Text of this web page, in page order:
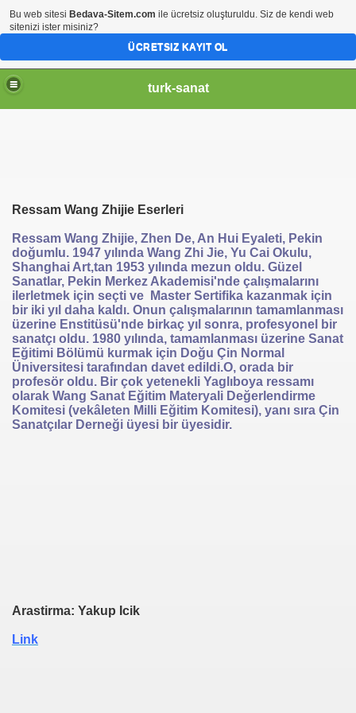
turk-sanat
Ressam Wang Zhijie Eserleri
Ressam Wang Zhijie, Zhen De, An Hui Eyaleti, Pekin
doğumlu. 1947 yılında Wang Zhi Jie, Yu Cai Okulu,
Shanghai Art,tan 1953 yılında mezun oldu. Güzel
Sanatlar, Pekin Merkez Akademisi'nde çalışmalarını
ilerletmek için seçti ve Master Sertifika kazanmak için
bir iki yıl daha kaldı. Onun çalışmalarının tamamlanması
üzerine Enstitüsü'nde birkaç yıl sonra, profesyonel bir
sanatçı oldu. 1980 yılında, tamamlanması üzerine Sanat
Eğitimi Bölümü kurmak için Doğu Çin Normal
Üniversitesi tarafından davet edildi.O, orada bir
profesör oldu. Bir çok yetenekli Yaglıboya ressamı
olarak Wang Sanat Eğitim Materyali Değerlendirme
Komitesi (vekâleten Milli Eğitim Komitesi), yanı sıra Çin
Sanatçılar Derneği üyesi bir üyesidir.
Arastirma: Yakup Icik
Link
Bu web sitesi Bedava-Sitem.com ile ücretsiz oluşturuldu. Siz de kendi web
sitenizi ister misiniz?
ÜCRETSIZ KAYIT OL